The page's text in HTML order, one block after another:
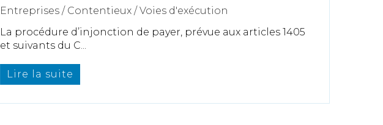
Entreprises / Contentieux / Voies d'exécution
La procédure d’injonction de payer, prévue aux articles 1405
et suivants du C...
Lire la suite